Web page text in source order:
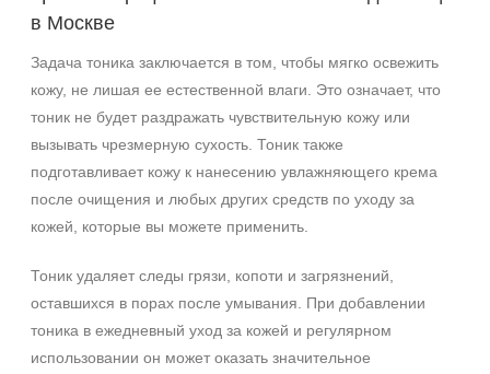
в Москве
Задача тоника заключается в том, чтобы мягко освежить
кожу, не лишая ее естественной влаги. Это означает, что
тоник не будет раздражать чувствительную кожу или
вызывать чрезмерную сухость. Тоник также
подготавливает кожу к нанесению увлажняющего крема
после очищения и любых других средств по уходу за
кожей, которые вы можете применить.
Тоник удаляет следы грязи, копоти и загрязнений,
оставшихся в порах после умывания. При добавлении
тоника в ежедневный уход за кожей и регулярном
использовании он может оказать значительное